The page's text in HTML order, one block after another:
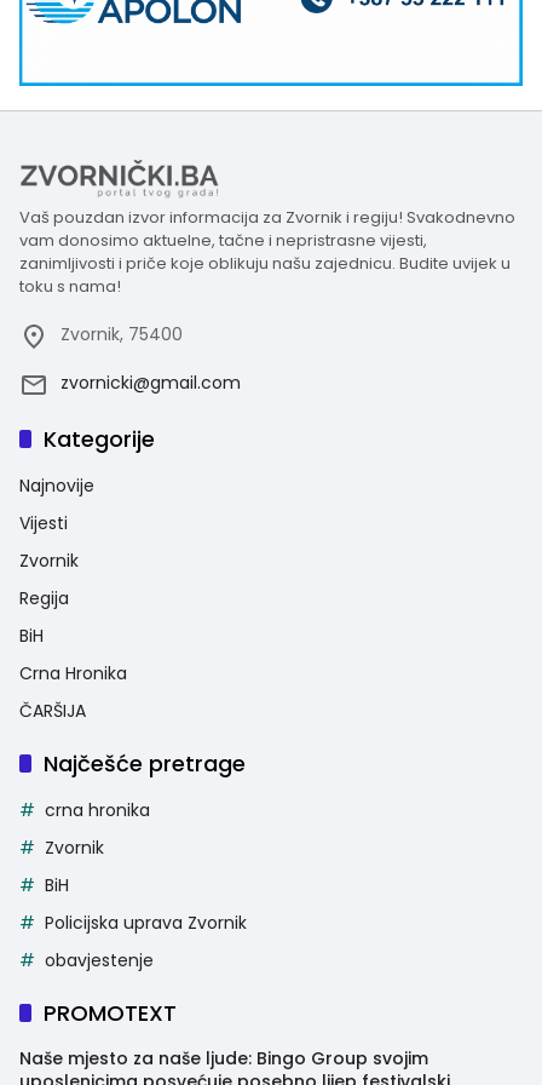
Vaš pouzdan izvor informacija za Zvornik i regiju! Svakodnevno
vam donosimo aktuelne, tačne i nepristrasne vijesti,
zanimljivosti i priče koje oblikuju našu zajednicu. Budite uvijek u
toku s nama!
Zvornik, 75400
zvornicki@gmail.com
Kategorije
Najnovije
Vijesti
Zvornik
Regija
BiH
Crna Hronika
ČARŠIJA
Najčešće pretrage
crna hronika
Zvornik
BiH
Policijska uprava Zvornik
obavjestenje
PROMOTEXT
Naše mjesto za naše ljude: Bingo Group svojim